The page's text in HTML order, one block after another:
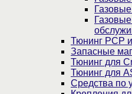
Тюнинг PCP
Запасные
Тюнинг для
Тюнинг для
Средства по